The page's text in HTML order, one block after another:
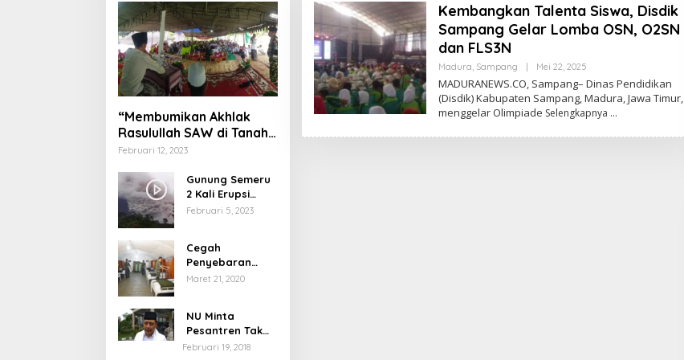
“Membumikan Akhlak
Rasulullah SAW di Tanah
Nusantara”
Februari 12, 2023
Gunung Semeru
2 Kali Erupsi
dengan Tinggi
Februari 5, 2023
Cegah
Penyebaran
Virus Corona,
Pelayanan
Maret 21, 2020
NU Minta
Pesantren Tak
Terprovokasi
Februari 19, 2018
Kembangkan Talenta Siswa, Disdik
Sampang Gelar Lomba OSN, O2SN
dan FLS3N
Madura, Sampang Mei 22, 2025Oleh
MADURANEWS.CO, Sampang– Dinas Pendidikan
(Disdik) Kabupaten Sampang, Madura, Jawa Timur,
menggelar Olimpiade Selengkapnya